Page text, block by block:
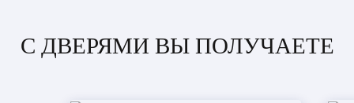
С ДВЕРЯМИ ВЫ ПОЛУЧАЕТЕ